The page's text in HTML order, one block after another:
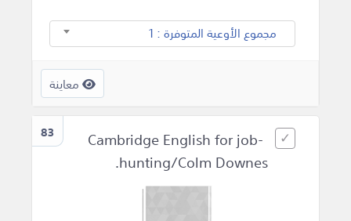
مجموع الأوعية المتوفرة : 1
معاينة
83
Cambridge English for job-
hunting/Colm Downes.